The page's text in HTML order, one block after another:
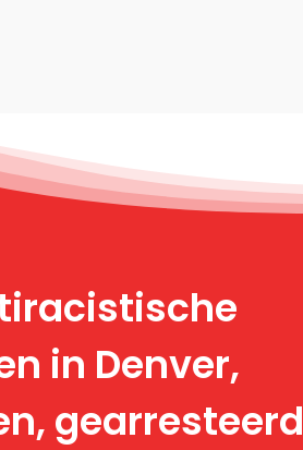
in Denver,
gearresteerd